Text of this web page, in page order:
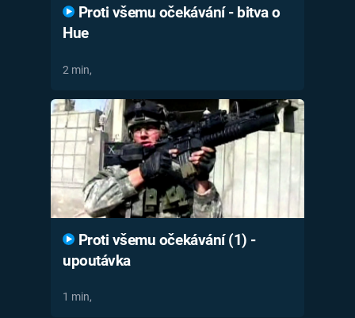
Proti všemu očekávání - bitva o
Hue
2 min,
Proti všemu očekávání (1) -
upoutávka
1 min,